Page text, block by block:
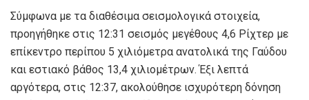
Σύμφωνα με τα διαθέσιμα σεισμολογικά στοιχεία,
προηγήθηκε στις 12:31 σεισμός μεγέθους 4,6 Ρίχτερ με
επίκεντρο περίπου 5 χιλιόμετρα ανατολικά της Γαύδου
και εστιακό βάθος 13,4 χιλιομέτρων. Έξι λεπτά
αργότερα, στις 12:37, ακολούθησε ισχυρότερη δόνηση